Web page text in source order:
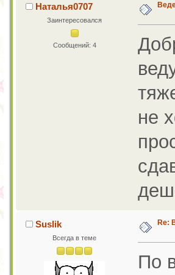
Наталья0707
Заинтересовался
Сообщений: 4
не
Suslik
Всегда в теме
Re:
По